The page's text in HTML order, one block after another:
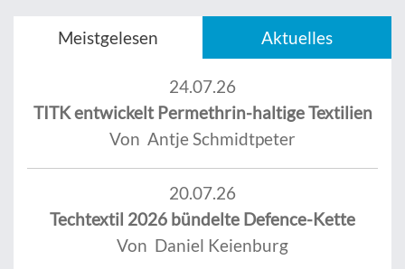
Meistgelesen Aktuelles
24.07.26
TITK entwickelt Permethrin-haltige Textilien
Von Antje Schmidtpeter
20.07.26
Techtextil 2026 bündelte Defence-Kette
Von Daniel Keienburg